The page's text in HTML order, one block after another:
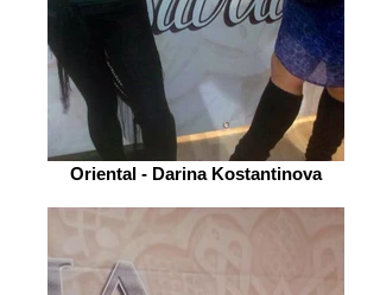
Oriental - Darina Kostantinova